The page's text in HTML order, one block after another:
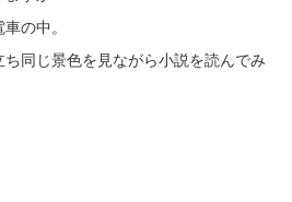
の中。
同じ景色を見ながら小説を読んでみ